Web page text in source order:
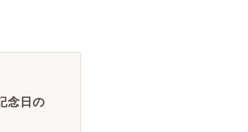
念日の